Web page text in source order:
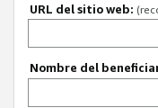
URL del sitio web:
Nombre del